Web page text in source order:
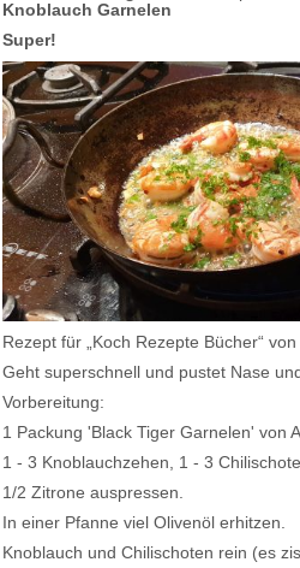
Knoblauch Garnelen
Super!
Rezept für „Koch Rezepte Bücher“
Geht superschnell und pustet Nase
Vorbereitung:
1 Packung 'Black Tiger Garnelen' von
1 - 3 Knoblauchzehen, 1 - 3
1/2 Zitrone auspressen.
In einer Pfanne viel Olivenöl erhitzen.
Knoblauch und Chilischoten rein (es